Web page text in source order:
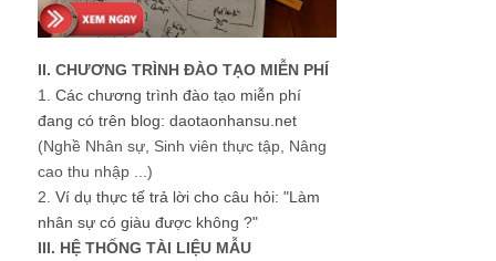
II. CHƯƠNG TRÌNH ĐÀO TẠO MIỄN PHÍ
1. Các chương trình đào tạo miễn phí
đang có trên blog: daotaonhansu.net
(Nghề Nhân sự, Sinh viên thực tập, Nâng
cao thu nhập ...)
2. Ví dụ thực tế trả lời cho câu hỏi: "Làm
nhân sự có giàu được không ?"
III. HỆ THỐNG TÀI LIỆU MẪU